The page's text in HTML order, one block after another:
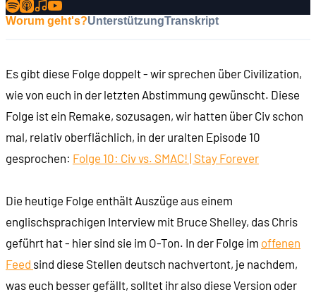
00:09:23 Worum geht es in Civilization?
00:11:22 Die Entstehungsgeschichte: Sid Meier, Bill
00:12:50 Sid Meier's Pirates!
00:13:56 Sid Meier's Covert Action
00:15:07 Unsere Protagonisten: Sid Meier ...
00:16:04 ... und Bruce Shelley
Worum geht's?UnterstützungTranskript
Es gibt diese Folge doppelt - wir sprechen über Civilization,
wie von euch in der letzten Abstimmung gewünscht. Diese
Folge ist ein Remake, sozusagen, wir hatten über Civ schon
mal, relativ oberflächlich, in der uralten Episode 10
gesprochen: Folge 10: Civ vs. SMAC! | Stay Forever
Die heutige Folge enthält Auszüge aus einem
englischsprachigen Interview mit Bruce Shelley, das Chris
geführt hat - hier sind sie im O-Ton. In der Folge im offenen
Feed sind diese Stellen deutsch nachvertont, je nachdem,
was euch besser gefällt, solltet ihr also diese Version oder